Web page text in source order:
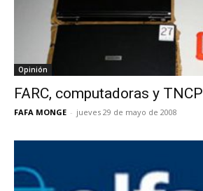
Opinión
FARC, computadoras y TNCP
FAFA MONGE - jueves 29 de mayo de 2008